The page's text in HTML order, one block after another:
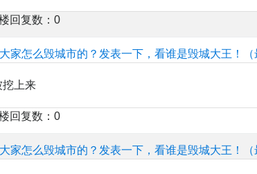
回复数：0
大家怎么毁城市的？发表一下，看谁是毁城大王！（
挖上来
回复数：0
大家怎么毁城市的？发表一下，看谁是毁城大王！（